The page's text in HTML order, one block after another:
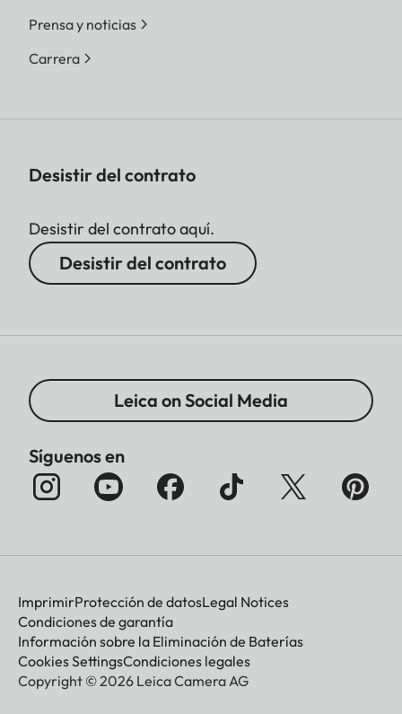
Prensa y noticias
Carrera
Desistir del contrato
Desistir del contrato aquí.
Desistir del contrato
Leica on Social Media
Síguenos en
ImprimirProtección de datosLegal Notices
Condiciones de garantía
Información sobre la Eliminación de Baterías
Cookies SettingsCondiciones legales
Copyright © 2026 Leica Camera AG